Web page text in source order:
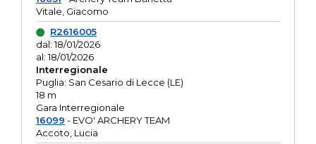
Vitale, Giacomo
R2616005
dal: 18/01/2026
al: 18/01/2026
Interregionale
Puglia: San Cesario di Lecce (LE)
18 m
Gara Interregionale
16099 - EVO' ARCHERY TEAM
Accoto, Lucia